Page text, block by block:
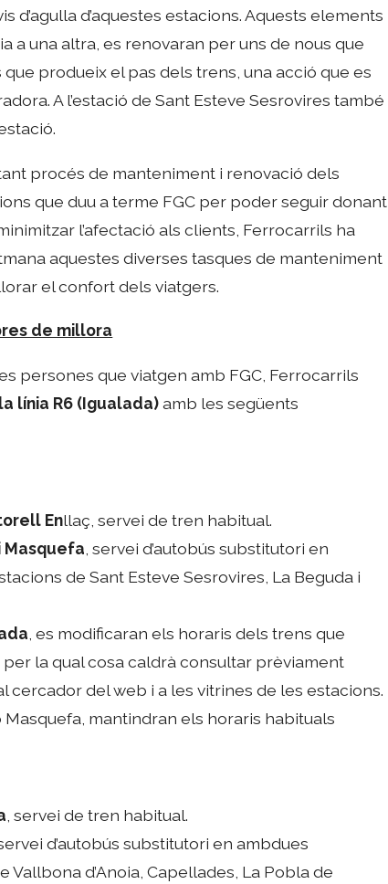
d’aquestes estacions. Aquests elements
a una altra, es renovaran per uns de nous que
produeix el pas dels trens, una acció que es
A l’estació de Sant Esteve Sesrovires també
procés de manteniment i renovació dels
que duu a terme FGC per poder seguir donant
l’afectació als clients, Ferrocarrils ha
aquestes diverses tasques de manteniment
el confort dels viatgers.
de millora
persones que viatgen amb FGC, Ferrocarrils
línia R6 (Igualada)amb les següents
Enllaç, servei de tren habitual.
Masquefa , servei d’autobús substitutori en
de Sant Esteve Sesrovires, La Beguda i
, es modificaran els horaris dels trens que
la qual cosa caldrà consultar prèviament
del web i a les vitrines de les estacions.
mantindran els horaris habituals
, servei de tren habitual.
servei d’autobús substitutori en ambdues
d’Anoia, Capellades, La Pobla de